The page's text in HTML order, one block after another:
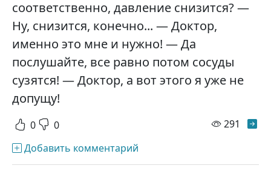
соответственно, давление снизится? —
Ну, снизится, конечно... — Доктор,
именно это мне и нужно! — Да
послушайте, все равно потом сосуды
сузятся! — Доктор, а вот этого я уже не
допущу!
0 0 291
Добавить комментарий